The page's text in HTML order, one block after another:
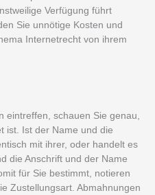
Verfügung führt
Sie unnötige Kosten und
Internetrecht von ihrem
eintreffen, schauen Sie genau,
ist. Ist der Name und die
mit ihrer, oder handelt es
die Anschrift und der Name
für Sie bestimmt, notieren
Zustellungsart. Abmahnungen